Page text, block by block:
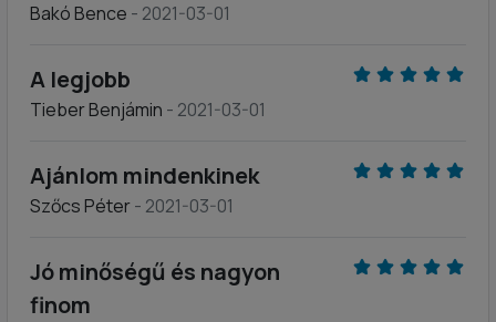
Bakó Bence - 2021-03-01
A legjobb
Tieber Benjámin - 2021-03-01
Ajánlom mindenkinek
Szőcs Péter- 2021-03-01
Jó minőségű és nagyon
finom